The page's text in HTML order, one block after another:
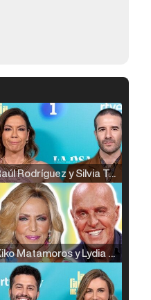
Raúl Rodríguez y Silvia Taulés nos cuentan su papel en 'La familia de la tele'
Kiko Matamoros y Lydia Lozano: "Nuestro público es de todas las edades y RTVE tiene un público muy pegado a las novelas, al que tenemos que captar"